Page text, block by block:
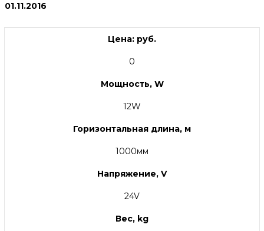
01.11.2016
Цена: руб.
0
Мощность, W
12W
Горизонтальная длина, м
1000мм
Напряжение, V
24V
Вес, kg